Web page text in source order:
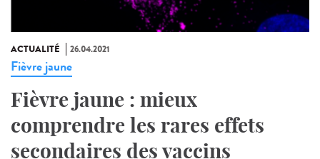
ACTUALITÉ 26.04.2021
Fièvre jaune
Fièvre jaune : mieux
comprendre les rares effets
secondaires des vaccins